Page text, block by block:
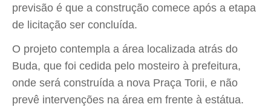
previsão é que a construção comece após a etapa
de licitação ser concluída.
O projeto contempla a área localizada atrás do
Buda, que foi cedida pelo mosteiro à prefeitura,
onde será construída a nova Praça Torii, e não
prevê intervenções na área em frente à estátua.